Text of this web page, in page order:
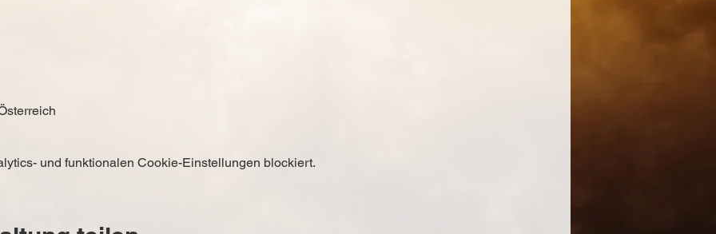
und funktionalen Cookie-Einstellungen blockiert.